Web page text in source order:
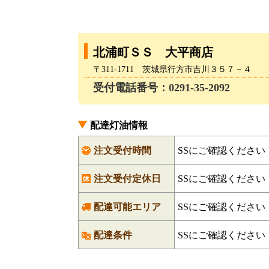
北浦町ＳＳ 大平商店
〒311-1711 茨城県行方市吉川３５７－４
受付電話番号：0291-35-2092
配達灯油情報
注文受付時間 SSにご確認ください
注文受付定休日 SSにご確認ください
配達可能エリア SSにご確認ください
配達条件 SSにご確認ください